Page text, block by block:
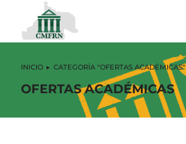
Estás aquí:
INICIO CATEGORÍA "OFERTAS ACADÉMICAS"
OFERTAS ACADÉMICAS